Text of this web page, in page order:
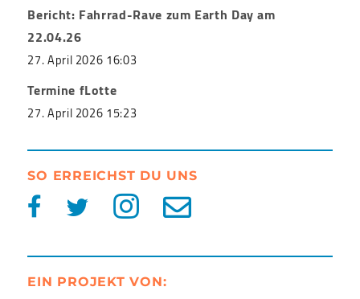
Bericht: Fahrrad-Rave zum Earth Day am
22.04.26
27. April 2026 16:03
Termine fLotte
27. April 2026 15:23
SO ERREICHST DU UNS
EIN PROJEKT VON: